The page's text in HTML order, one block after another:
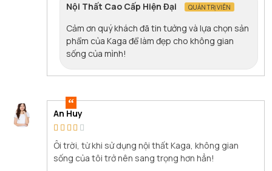
Nội Thất Cao Cấp Hiện Đại QUẢN TRỊ VIÊN
Cảm ơn quý khách đã tin tưởng và lựa chọn sản
phẩm của Kaga để làm đẹp cho không gian
sống của mình!
An Huy
Ôi trời, từ khi sử dụng nội thất Kaga, không gian
sống của tôi trở nên sang trọng hơn hẳn!